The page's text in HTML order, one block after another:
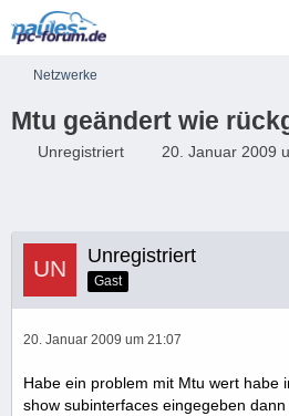
Netzwerke
Mtu geändert wie
Unregistriert 20. Januar 2009
Unregistriert
Gast
20. Januar 2009 um 21:07
Habe ein problem mit Mtu wert habe
show subinterfaces eingegeben